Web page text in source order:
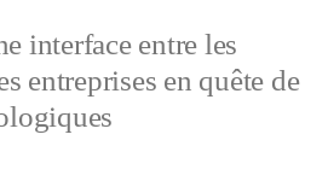
interface entre les
entreprises en quête de